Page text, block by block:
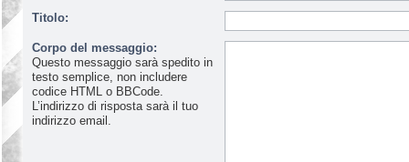
Titolo:
Corpo del messaggio:
Questo messaggio sarà spedito in
testo semplice, non includere
codice HTML o BBCode.
L’indirizzo di risposta sarà il tuo
indirizzo email.